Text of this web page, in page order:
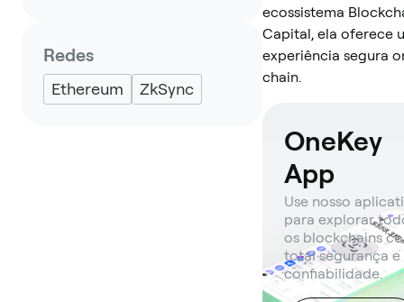
Redes
Ethereum ZkSync
ecossistema
Capital, ela oferece
experiência segura
chain.
OneKey
App
Use nosso
para explorar
os blockchains
total segurança e
confiabilidade.